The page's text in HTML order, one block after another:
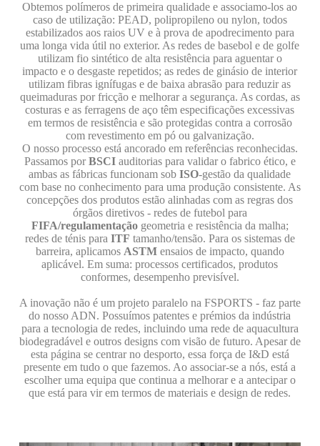
Obtemos polímeros de primeira qualidade e associamo-los ao
caso de utilização: PEAD, polipropileno ou nylon, todos
estabilizados aos raios UV e à prova de apodrecimento para
uma longa vida útil no exterior. As redes de basebol e de golfe
utilizam fio sintético de alta resistência para aguentar o
impacto e o desgaste repetidos; as redes de ginásio de interior
utilizam fibras ignífugas e de baixa abrasão para reduzir as
queimaduras por fricção e melhorar a segurança. As cordas, as
costuras e as ferragens de aço têm especificações excessivas
em termos de resistência e são protegidas contra a corrosão
com revestimento em pó ou galvanização.
O nosso processo está ancorado em referências reconhecidas.
Passamos porBSCIauditorias para validar o fabrico ético, e
ambas as fábricas funcionam sobISO-gestão da qualidade
com base no conhecimento para uma produção consistente. As
concepções dos produtos estão alinhadas com as regras dos
órgãos diretivos - redes de futebol para
FIFA/regulamentaçãogeometria e resistência da malha;
redes de ténis para ITF tamanho/tensão. Para os sistemas de
barreira, aplicamos ASTMensaios de impacto, quando
aplicável. Em suma: processos certificados, produtos
conformes, desempenho previsível.
A inovação não é um projeto paralelo na FSPORTS - faz parte
do nosso ADN. Possuímos patentes e prémios da indústria
para a tecnologia de redes, incluindo uma rede de aquacultura
biodegradável e outros designs com visão de futuro. Apesar de
esta página se centrar no desporto, essa força de I&D está
presente em tudo o que fazemos. Ao associar-se a nós, está a
escolher uma equipa que continua a melhorar e a antecipar o
que está para vir em termos de materiais e design de redes.